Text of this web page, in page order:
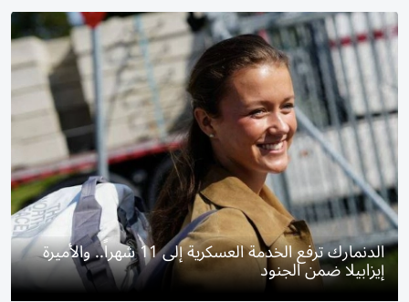
الدنمارك ترفع الخدمة العسكرية إلى 11 شهراً.. والأميرة
إيزابيلا ضمن الجنود